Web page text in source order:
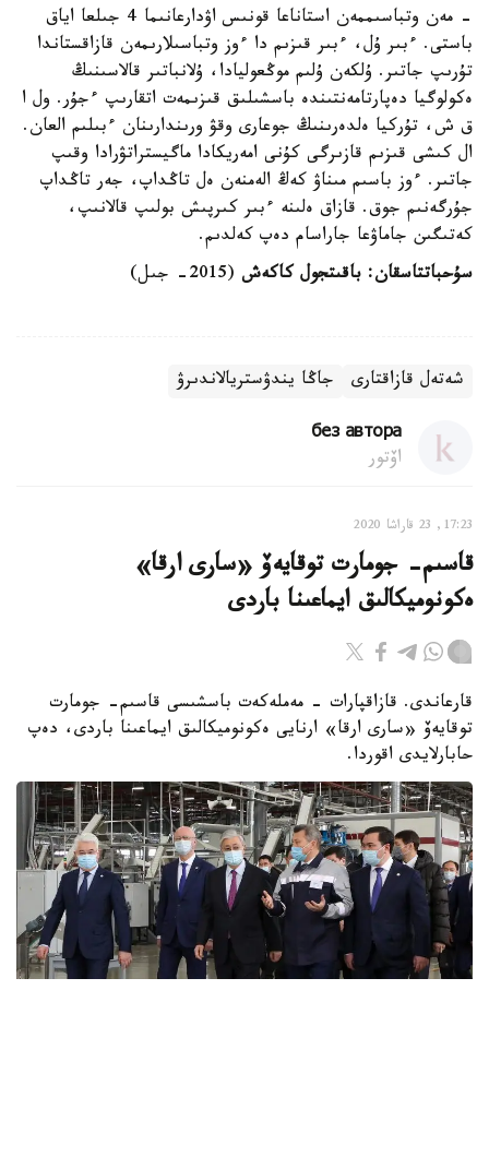
- مەن وتباسىممەن استاناعا قونىس اۋدارعانىما 4 جىلعا اياق
باستى. ءبىر ۇل، ءبىر قىزىم دا ءوز وتباسىلارىمەن قازاقستاندا
تۇرىپ جاتىر. ۇلكەن ۇلىم موڭعوليادا، ۇلانباتىر قالاسىنىڭ
ەكولوگيا دەپارتامەنتىندە باسشىلىق قىزىمەت اتقارىپ ءجۇر. ول ا
ق ش، تۇركيا ەلدەرىنىڭ جوعارى وقۋ ورىندارىنان ءبىلىم العان.
ال كىشى قىزىم قازىرگى كۇنى امەريكادا ماگيستراتۋرادا وقىپ
جاتىر. ءوز باسىم مىناۋ كەڭ الەمنەن ەل تاڭداپ، جەر تاڭداپ
جۇرگەنىم جوق. قازاق ەلىنە ءبىر كىرپىش بولىپ قالانىپ،
كەتىگىن جاماۋعا جاراسام دەپ كەلدىم.
سۇحباتتاسقان: باقىتجول كاكەش (2015- جىل)
شەتەل قازاقتارى جاڭا يندۋستريالاندىرۋ
без автора
اۆتور
17:23, 23 قاراشا 2020
قاسىم- جومارت توقايەۆ «سارى ارقا»
ەكونوميكالىق ايماعىنا باردى
قارعاندى. قازاقپارات - مەملەكەت باسشىسى قاسىم- جومارت
توقايەۆ «سارى ارقا» ارنايى ەكونوميكالىق ايماعىنا باردى، دەپ
حابارلايدى اقوردا.